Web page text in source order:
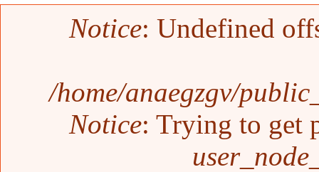
Error message
Notice: Undefined
/home/anaegzgv/
Notice: Trying to get